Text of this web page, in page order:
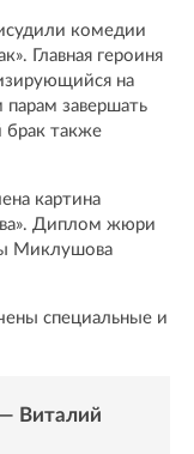
комедии
Главная героиня
на
завершать
брак также
картина
Диплом жюри
Миклушова
специальные и
Виталий